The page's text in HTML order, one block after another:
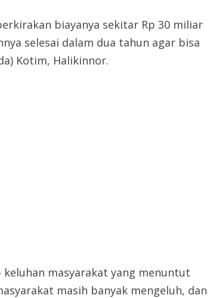
biayanya sekitar Rp 30 miliar
selesai dalam dua tahun agar bisa
Kotim, Halikinnor.
masyarakat yang menuntut
masih banyak mengeluh, dan